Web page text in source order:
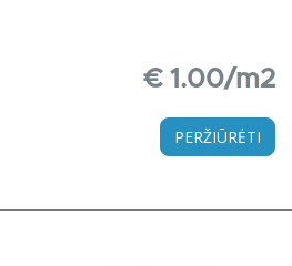
€ 1.00/m2
PERŽIŪRĖTI